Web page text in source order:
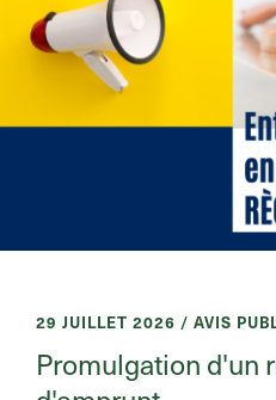
29 JUILLET 2026 / AVIS
Promulgation d'un